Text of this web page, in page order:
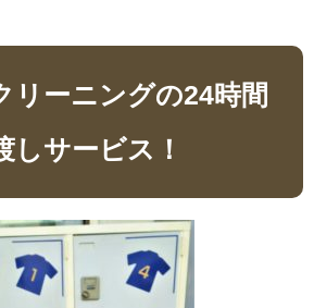
リーニングの24時間
しサービス！